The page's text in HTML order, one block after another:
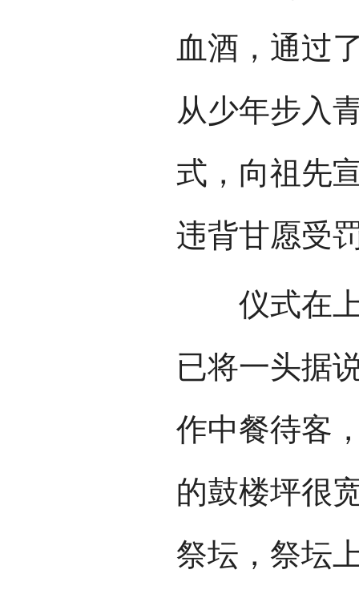
血酒，通过
从少年步入
式，向祖先
违背甘愿受
仪式在上
已将一头据
作中餐待客
的鼓楼坪很
祭坛，祭坛